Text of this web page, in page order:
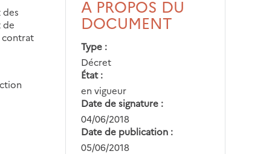
de
contrat
A PROPOS DU
DOCUMENT
Type
Décret
État
en vigueur
Date de signature
04/06/2018
Date de publication
05/06/2018